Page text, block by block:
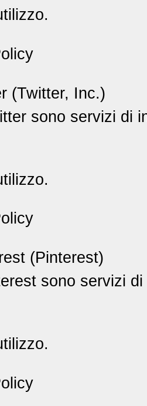
(Twitter, Inc.)
sono servizi di
(Pinterest)
sono servizi